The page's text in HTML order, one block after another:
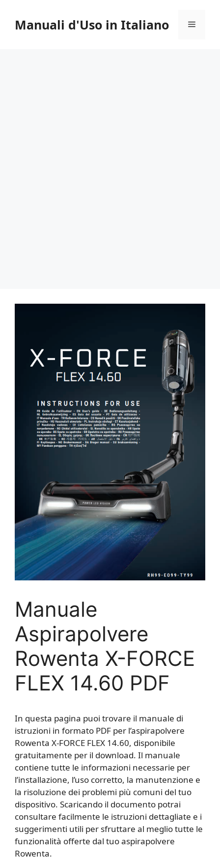
contenuto
Manuali d'Uso in Italiano Menu
Manuale
Aspirapolvere
Rowenta X-FORCE
FLEX 14.60 PDF
In questa pagina puoi trovare il manuale di
istruzioni in formato PDF per l’aspirapolvere
Rowenta X-FORCE FLEX 14.60, disponibile
gratuitamente per il download. Il manuale
contiene tutte le informazioni necessarie per
l’installazione, l’uso corretto, la manutenzione e
la risoluzione dei problemi più comuni del tuo
dispositivo. Scaricando il documento potrai
consultare facilmente le istruzioni dettagliate e i
suggerimenti utili per sfruttare al meglio tutte le
funzionalità offerte dal tuo aspirapolvere
Rowenta.